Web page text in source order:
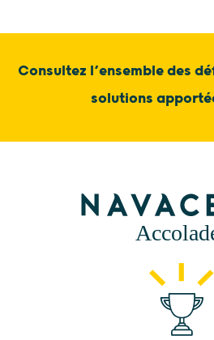
Consultez l’ensemble des
solutions